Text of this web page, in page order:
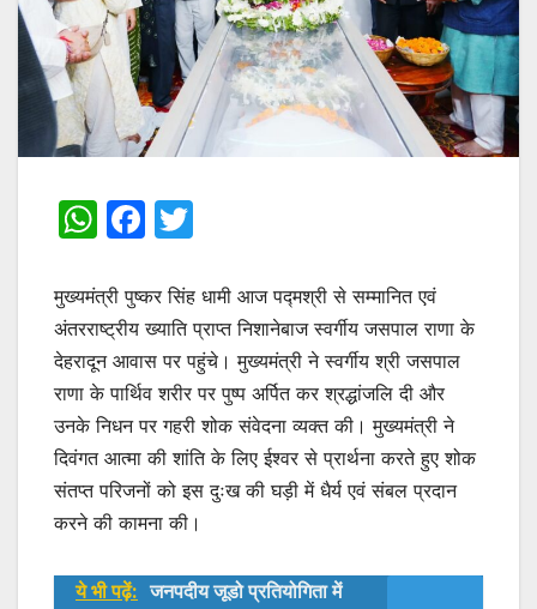
W
at
s
A
p
p
F
c
e
b
o
o
k
itt
er
मुख्यमंत्री पुष्कर सिंह धामी आज पद्मश्री से सम्मानित एवं
अंतरराष्ट्रीय ख्याति प्राप्त निशानेबाज स्वर्गीय जसपाल राणा के
देहरादून आवास पर पहुंचे। मुख्यमंत्री ने स्वर्गीय श्री जसपाल
राणा के पार्थिव शरीर पर पुष्प अर्पित कर श्रद्धांजलि दी और
उनके निधन पर गहरी शोक संवेदना व्यक्त की। मुख्यमंत्री ने
दिवंगत आत्मा की शांति के लिए ईश्वर से प्रार्थना करते हुए शोक
संतप्त परिजनों को इस दुःख की घड़ी में धैर्य एवं संबल प्रदान
करने की कामना की।
ये भी पढ़ें: जनपदीय जूडो प्रतियोगिता में